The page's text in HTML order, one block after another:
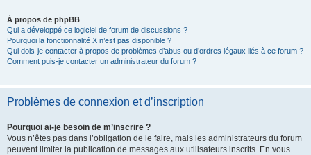
À propos de phpBB
Qui a développé ce logiciel de forum de discussions ?
Pourquoi la fonctionnalité X n’est pas disponible ?
Qui dois-je contacter à propos de problèmes d’abus ou d’ordres légaux liés à ce forum ?
Comment puis-je contacter un administrateur du forum ?
Problèmes de connexion et d’inscription
Pourquoi ai-je besoin de m’inscrire ?
Vous n’êtes pas dans l’obligation de le faire, mais les administrateurs du forum
peuvent limiter la publication de messages aux utilisateurs inscrits. En vous